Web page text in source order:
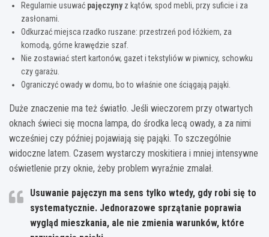
Regularnie usuwać pajęczynyz kątów, spod mebli, przy suficie i za
zasłonami.
Odkurzać miejsca rzadko ruszane: przestrzeń pod łóżkiem, za
komodą, górne krawędzie szaf.
Nie zostawiać stert kartonów, gazet i tekstyliów w piwnicy, schowku
czy garażu.
Ograniczyć owady w domu, bo to właśnie one ściągają pająki.
Duże znaczenie ma też światło. Jeśli wieczorem przy otwartych
oknach świeci się mocna lampa, do środka lecą owady, a za nimi
wcześniej czy później pojawiają się pająki. To szczególnie
widoczne latem. Czasem wystarczy moskitiera i mniej intensywne
oświetlenie przy oknie, żeby problem wyraźnie zmalał.
Usuwanie pajęczyn ma sens tylko wtedy, gdy robi się to
systematycznie. Jednorazowe sprzątanie poprawia
wygląd mieszkania, ale nie zmienia warunków, które